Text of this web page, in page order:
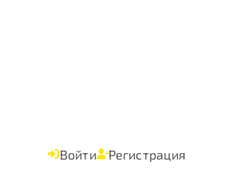
Войти Регистрация